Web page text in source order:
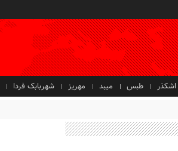
اشکذر طبس میبد مهریز شهربابک فردا